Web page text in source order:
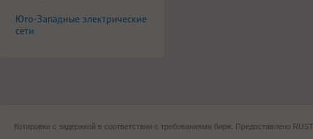
Юго-Западные электрические
сети
Котировки с задержкой в соответствии с требованиями бирж. Предоставлено